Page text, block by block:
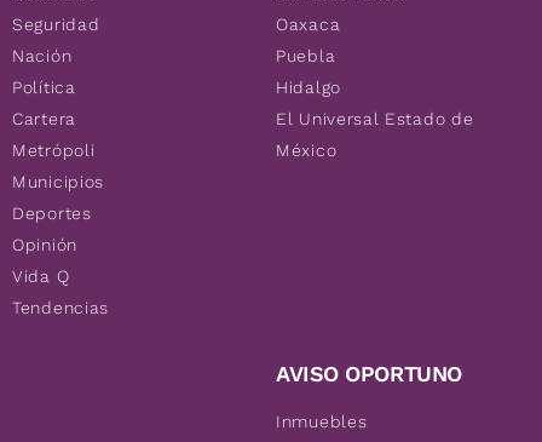
Seguridad
Nación
Política
Cartera
Metrópoli
Municipios
Deportes
Opinión
Vida Q
Tendencias
Oaxaca
Puebla
Hidalgo
El Universal Estado de
México
AVISO OPORTUNO
Inmuebles